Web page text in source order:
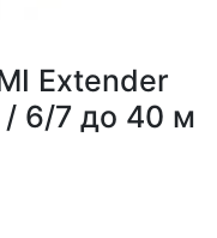
Extender
/ 6/7 до 40 м